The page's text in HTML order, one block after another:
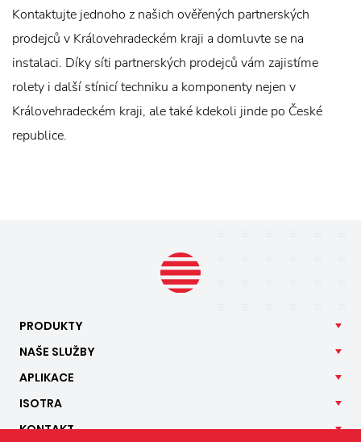
Kontaktujte jednoho z našich ověřených partnerských
prodejců v Královehradeckém kraji a domluvte se na
instalaci. Díky síti partnerských prodejců vám zajistíme
rolety i další stínicí techniku a komponenty nejen v
Královehradeckém kraji, ale také kdekoli jinde po České
republice.
PRODUKTY
NAŠE SLUŽBY
APLIKACE
ISOTRA
KONTAKT